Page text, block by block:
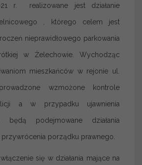
r. realizowane jest działanie
, którego celem jest
nieprawidłowego parkowania
w Żelechowie. Wychodząc
mieszkańców w rejonie ul.
wzmożone kontrole
a w przypadku ujawnienia
będą podejmowane działania
przywrócenia porządku prawnego.
się w działania mające na